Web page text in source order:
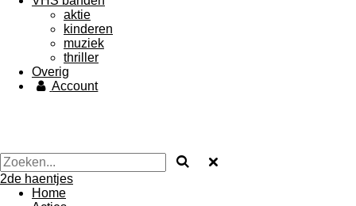
aktie
kinderen
muziek
thriller
Overig
Account
2de haentjes
Home